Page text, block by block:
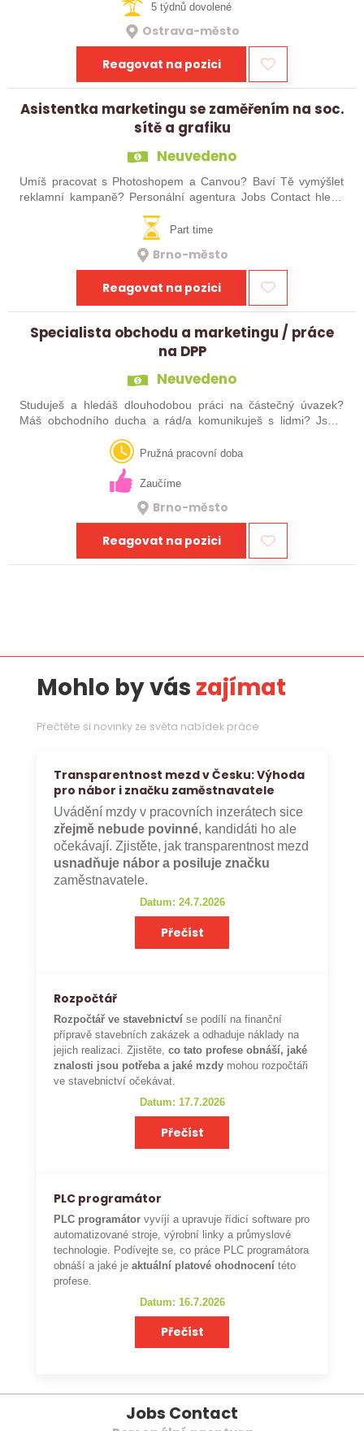
5 týdnů dovolené
Ostrava-město
Reagovat na pozici
Asistentka marketingu se zaměřením na soc.
sítě a grafiku
Neuvedeno
Umíš pracovat s Photoshopem a Canvou? Baví Tě vymýšlet
reklamní kampaně? Personální agentura Jobs Contact hledá
zájem, neváhej se ozvat! Kromě…
Part time
Brno-město
Reagovat na pozici
Specialista obchodu a marketingu / práce
na DPP
Neuvedeno
Studuješ a hledáš dlouhodobou práci na částečný úvazek?
Máš obchodního ducha a rád/a komunikuješ s lidmi? Jsme
týmu - máme pro Tebe zajímavou…
Pružná pracovní doba
Zaučíme
Brno-město
Reagovat na pozici
Mohlo by vás zajímat
Přečtěte si novinky ze světa nabídek práce
Transparentnost mezd v Česku: Výhoda
pro nábor i značku zaměstnavatele
Uvádění mzdy v pracovních inzerátech sice
zřejmě nebude povinné, kandidáti ho ale
očekávají. Zjistěte, jak transparentnost mezd
usnadňuje nábor a posiluje značku
zaměstnavatele.
Datum: 24.7.2026
Přečíst
Rozpočtář
Rozpočtář ve stavebnictví se podílí na finanční
přípravě stavebních zakázek a odhaduje náklady na
jejich realizaci. Zjistěte,co tato profese obnáší, jaké
znalosti jsou potřeba a jaké mzdy mohou rozpočtáři
ve stavebnictví očekávat.
Datum: 17.7.2026
Přečíst
PLC programátor
PLC programátor vyvíjí a upravuje řídicí software pro
automatizované stroje, výrobní linky a průmyslové
technologie. Podívejte se, co práce PLC programátora
obnáší a jaké je aktuální platové ohodnocení této
profese.
Datum: 16.7.2026
Přečíst
Jobs Contact